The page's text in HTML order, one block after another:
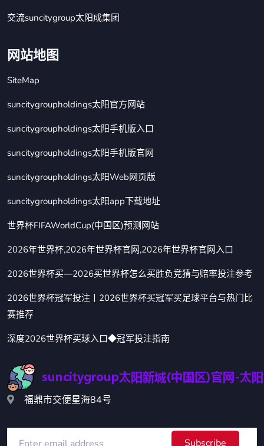
交流suncitygroup太阳成集团
网站地图
SiteMap
suncitygroupholdings太阳官方网站
suncitygroupholdings太阳手机版入口
suncitygroupholdings太阳手机版官网
suncitygroupholdings太阳Web网页版
suncitygroupholdings太阳app下载地址
世界杯FIFAWorldCup(中国区)预测网站
2026年世界杯,2026年世界杯官网,2026年世界杯官网入口
2026世界杯买—2026买世界杯怎么买胜负竞猜与赔率投注参考
2026世界杯冠军投注丨2026世界杯买冠军买足球平台与热门比
赛推荐
深度2026世界杯买球入口◆冠军投注指南
福鼎市交便星海84号
Subscribe